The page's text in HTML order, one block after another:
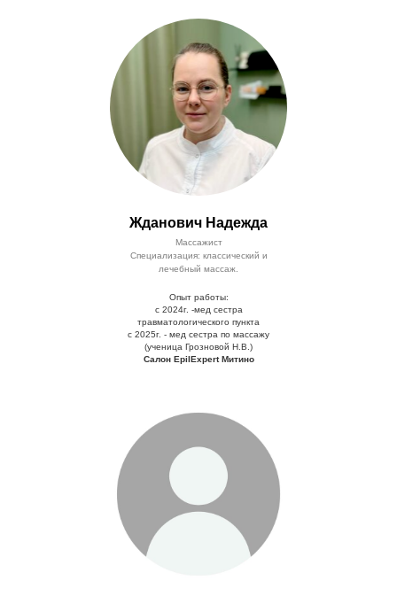
Жданович Надежда
Массажист
Специализация: классический и
лечебный массаж.
Опыт работы:
с 2024г. -мед сестра
травматологического пункта
с 2025г. - мед сестра по массажу
(ученица Грозновой Н.В.)
Салон EpilExpert Митино